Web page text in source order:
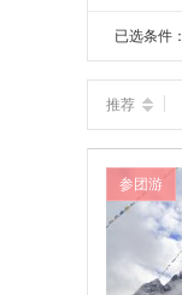
已选条件：
推荐
参团游